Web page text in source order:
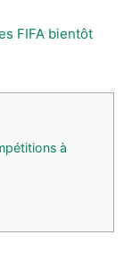
FIFA bientôt
à